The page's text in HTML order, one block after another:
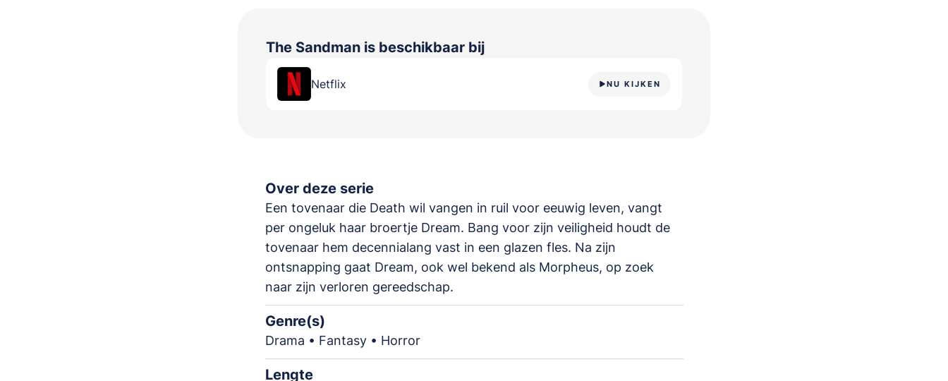
The Sandman is beschikbaar bij
Netflix NU KIJKEN
Over deze serie
Een tovenaar die Death wil vangen in ruil voor eeuwig leven, vangt
per ongeluk haar broertje Dream. Bang voor zijn veiligheid houdt de
tovenaar hem decennialang vast in een glazen fles. Na zijn
ontsnapping gaat Dream, ook wel bekend als Morpheus, op zoek
naar zijn verloren gereedschap.
Genre(s)
Drama • Fantasy • Horror
Lengte